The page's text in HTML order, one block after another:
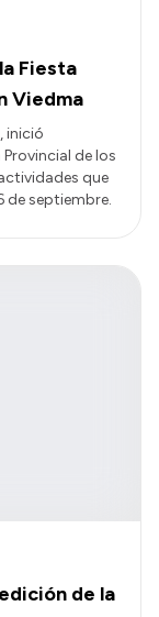
Fiesta
Viedma
inició
de los
que
de septiembre.
de la